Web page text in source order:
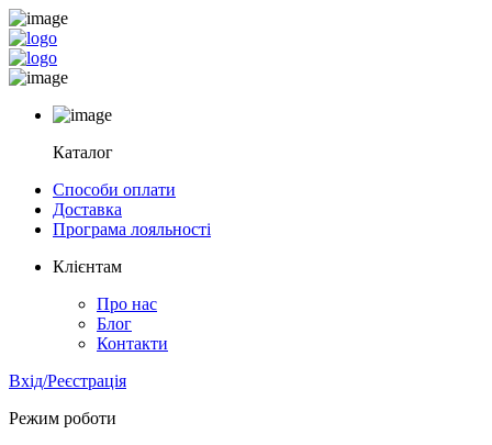
Каталог
Способи оплати
Доставка
Програма лояльності
Клієнтам
Про нас
Блог
Контакти
Вхід/Реєстрація
Режим роботи